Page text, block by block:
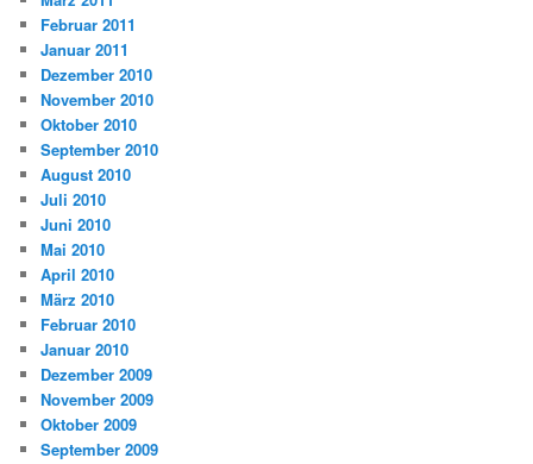
Februar 2011
Januar 2011
Dezember 2010
November 2010
Oktober 2010
September 2010
August 2010
Juli 2010
Juni 2010
Mai 2010
April 2010
März 2010
Februar 2010
Januar 2010
Dezember 2009
November 2009
Oktober 2009
September 2009